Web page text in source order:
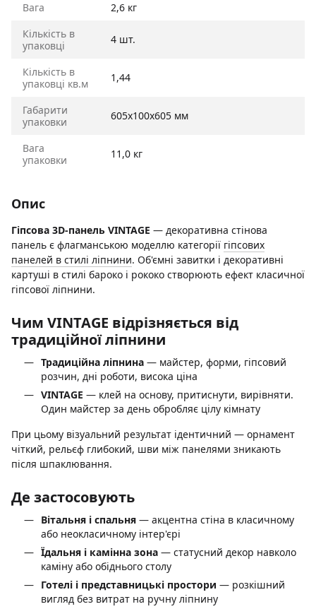
Вага
2,6 кг
Кількість в
упаковці
4 шт.
Кількість в
упаковці кв.м
1,44
Габарити
упаковки
605х100х605 мм
Вага
упаковки
11,0 кг
Опис
Гіпсова 3D-панель VINTAGE — декоративна стінова
панель є флагманською моделлю категорії гіпсових
панелей в стилі ліпнини. Об'ємні завитки і декоративні
картуші в стилі бароко і рококо створюють ефект класичної
гіпсової ліпнини.
Чим VINTAGE відрізняється від
традиційної ліпнини
Традиційна ліпнина — майстер, форми, гіпсовий
розчин, дні роботи, висока ціна
VINTAGE — клей на основу, притиснути, вирівняти.
Один майстер за день обробляє цілу кімнату
При цьому візуальний результат ідентичний — орнамент
чіткий, рельєф глибокий, шви між панелями зникають
після шпаклювання.
Де застосовують
Вітальня і спальня — акцентна стіна в класичному
або неокласичному інтер'єрі
Їдальня і камінна зона — статусний декор навколо
каміну або обіднього столу
Готелі і представницькі простори — розкішний
вигляд без витрат на ручну ліпнину